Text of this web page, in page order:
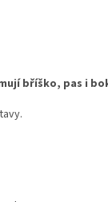
bříško, pas i